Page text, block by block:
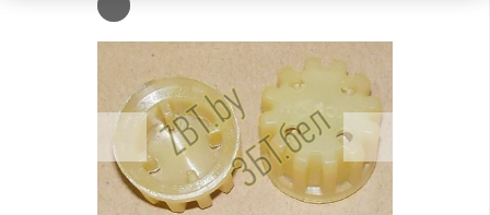
Previous Next